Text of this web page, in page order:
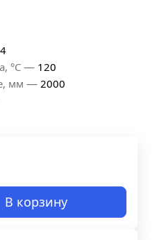
4
°С — 120
мм — 2000
В корзину